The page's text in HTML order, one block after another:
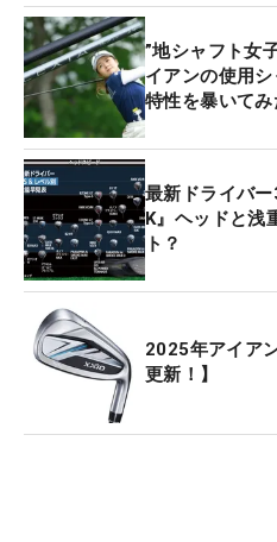
”地シャフト女
イアンの使用
特性を暴いてみ
最新ドライバ
K』ヘッドと浅
ト？
2025年アイア
更新！】